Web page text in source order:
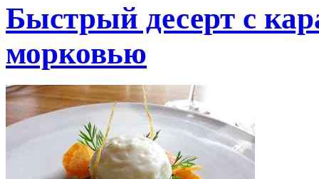
Быстрый десерт с
морковью